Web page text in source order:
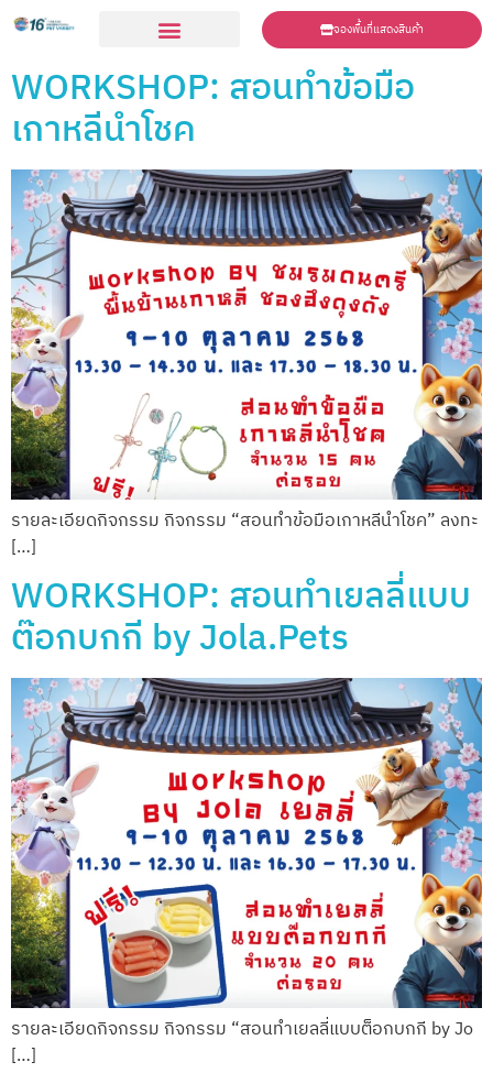
จองพื้นที่แสดงสินค้า
WORKSHOP: สอนทำข้อมือ
เกาหลีนำโชค
รายละเอียดกิจกรรม กิจกรรม “สอนทำข้อมือเกาหลีนำโชค” ลงทะ
[…]
WORKSHOP: สอนทำเยลลี่แบบ
ต๊อกบกกี by Jola.Pets
รายละเอียดกิจกรรม กิจกรรม “สอนทำเยลลี่แบบต็อกบกกี by Jo
[…]